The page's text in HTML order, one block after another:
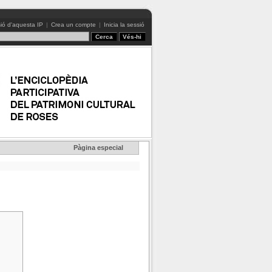
d'aquesta IP | Crea un compte | Inicia la sessió
Pàgina especial